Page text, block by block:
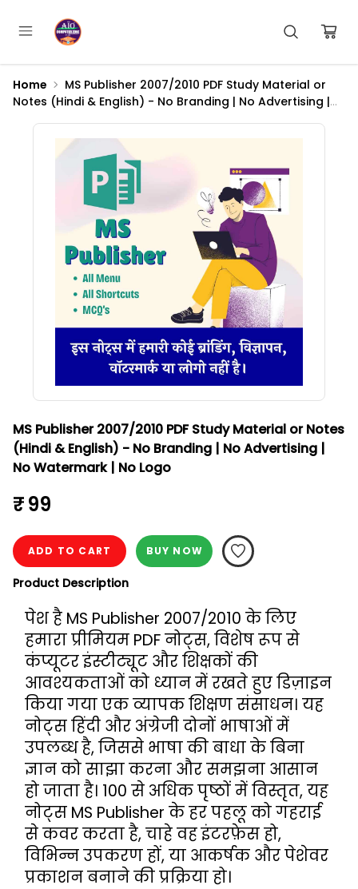
Home
MS Publisher 2007/2010 PDF Study Material or
Notes (Hindi & English) - No Branding | No Advertising |
MS Publisher 2007/2010 PDF Study Material or Notes
(Hindi & English) - No Branding | No Advertising |
No Watermark | No Logo
₹ 99
ADD TO CART BUY NOW
Product Description
पेश है MS Publisher 2007/2010 के लिए
हमारा प्रीमियम PDF नोट्स, विशेष रूप से
कंप्यूटर इंस्टीट्यूट और शिक्षकों की
आवश्यकताओं को ध्यान में रखते हुए डिज़ाइन
किया गया एक व्यापक शिक्षण संसाधन। यह
नोट्स हिंदी और अंग्रेजी दोनों भाषाओं में
उपलब्ध है, जिससे भाषा की बाधा के बिना
ज्ञान को साझा करना और समझना आसान
हो जाता है। 100 से अधिक पृष्ठों में विस्तृत, यह
नोट्स MS Publisher के हर पहलू को गहराई
से कवर करता है, चाहे वह इंटरफ़ेस हो,
विभिन्न उपकरण हों, या आकर्षक और पेशेवर
प्रकाशन बनाने की प्रक्रिया हो।